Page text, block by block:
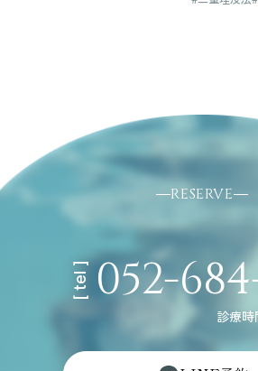
RESERVE
[ tel ] 052-
診療時